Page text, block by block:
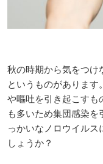
秋の時期から気をつけ
というものがありま
や嘔吐を引き起こすも
も多いため集団感染
っかいなノロウイル
しょうか？